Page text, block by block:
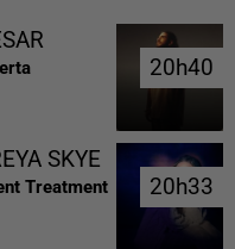
20h40
20h40
SKYE
Treatment 20h33
20h33